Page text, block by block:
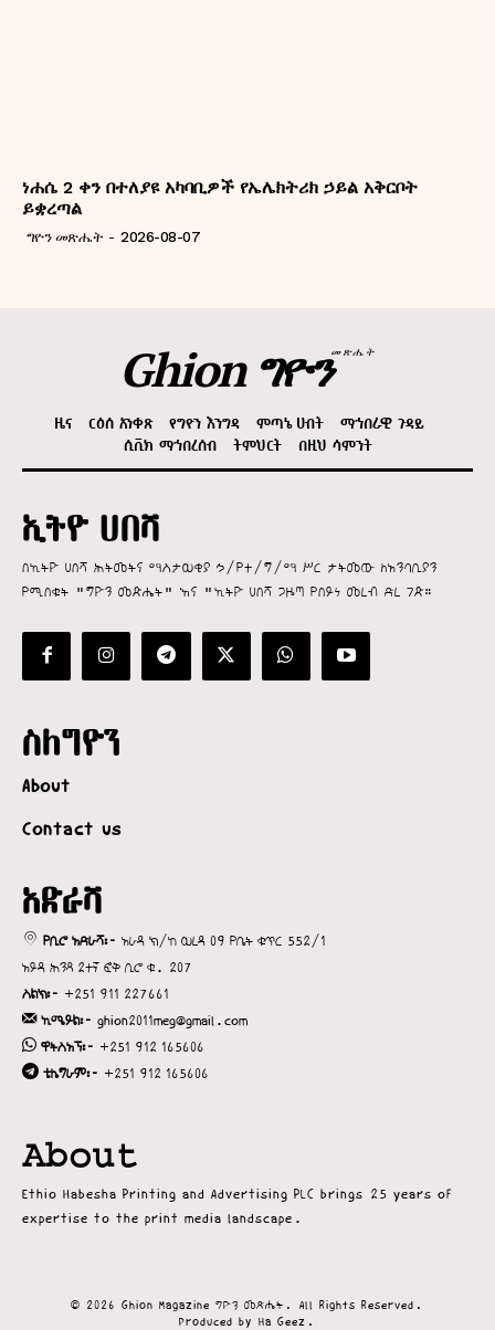
ነሐሴ 2 ቀን በተለያዩ አካባቢዎች የኤሌክትሪክ ኃይል አቅርቦት
ይቋረጣል
ግዮን መጽሔት - 2026-08-07
Ghion ግዮንመጽሔት
ዜና ርዕሰ አንቀጽ የግዮን እንግዳ ምጣኔ ሀብት
ማኅበራዊ ጉዳይ
ሲቪክ ማኅበረሰብ
ትምህርት በዚህ ሳምንት
ኢትዮ ሀበሻ
በኢትዮ ሀበሻ ሕትመትና ማስታወቂያ ኃ/የተ/ግ/ማ ሥር ታትመው ለአንባቢያን
የሚበቁት "ግዮን መጽሔት" እና "ኢትዮ ሀበሻ ጋዜጣ የበይነ መረብ ድረ ገጽ።
ስለግዮን
About
Contact us
አድራሻ
የቢሮ አድራሻ፡- አራዳ ክ/ከ ወረዳ 09 የቤት ቁጥር 552/1
አይዳ ሕንጻ 2ተኛ ፎቅ ቢሮ ቁ. 207
ስልክ፡- +251 911 227661
ኢሜይል፡- ghion2011meg@gmail.com
ዋትስአፕ፡- +251 912 165606
ቴሌግራም፡- +251 912 165606
About
Ethio Habesha Printing and Advertising PLC brings 25 years of
expertise to the print media landscape.
© 2026 Ghion Magazine ግዮን መጽሔት. All Rights Reserved.
Produced by Ha Geez.